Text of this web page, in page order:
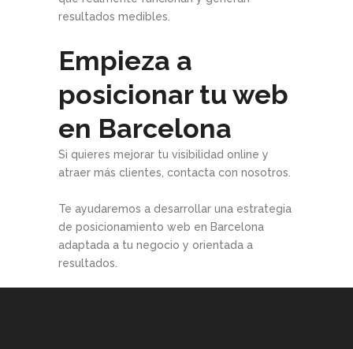
resultados medibles.
Empieza a
posicionar tu web
en Barcelona
Si quieres mejorar tu visibilidad online y
atraer más clientes, contacta con nosotros.
Te ayudaremos a desarrollar una estrategia
de posicionamiento web en Barcelona
adaptada a tu negocio y orientada a
resultados.